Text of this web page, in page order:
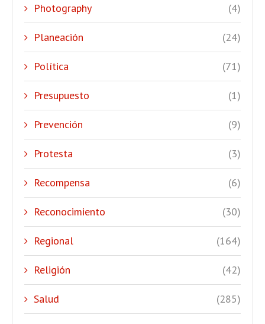
Photography (4)
Planeación (24)
Política (71)
Presupuesto (1)
Prevención (9)
Protesta (3)
Recompensa (6)
Reconocimiento (30)
Regional (164)
Religión (42)
Salud (285)